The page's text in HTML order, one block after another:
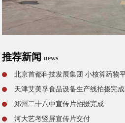
推荐新闻news
天津艾美孚食品设备生产线拍摄完成
郑州二十八中宣传片拍摄完成
河大艺考竖屏宣传片交付